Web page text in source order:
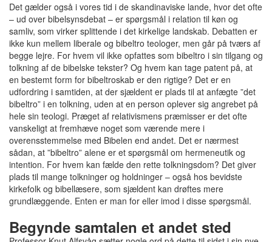
Det gælder også i vores tid i de skandinaviske lande, hvor det ofte
– ud over bibelsynsdebat – er spørgsmål i relation til køn og
samliv, som virker splittende i det kirkelige landskab. Debatten er
ikke kun mellem liberale og bibeltro teologer, men går på tværs af
begge lejre. For hvem vil ikke opfattes som bibeltro i sin tilgang og
tolkning af de bibelske tekster? Og hvem kan tage patent på, at
en bestemt form for bibeltroskab er den rigtige? Det er en
udfordring i samtiden, at der sjældent er plads til at anfægte ”det
bibeltro” i en tolkning, uden at en person oplever sig angrebet på
hele sin teologi. Præget af relativismens præmisser er det ofte
vanskeligt at fremhæve noget som værende mere i
overensstemmelse med Bibelen end andet. Det er nærmest
sådan, at ”bibeltro” alene er et spørgsmål om hermeneutik og
intention. For hvem kan fælde den rette tolkningsdom? Det giver
plads til mange tolkninger og holdninger – også hos bevidste
kirkefolk og bibellæsere, som sjældent kan drøftes mere
grundlæggende. Enten er man for eller imod i disse spørgsmål.
Begynde samtalen et andet sted